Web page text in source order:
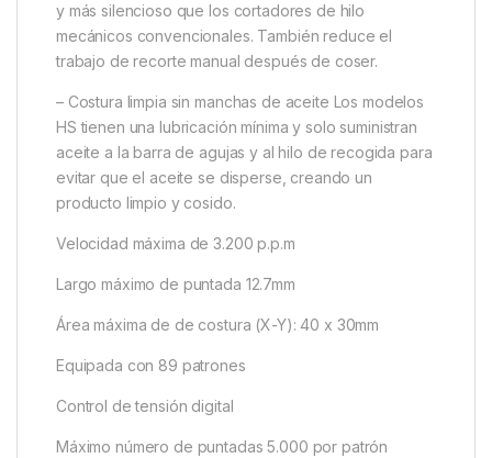
y más silencioso que los cortadores de hilo
mecánicos convencionales. También reduce el
trabajo de recorte manual después de coser.
– Costura limpia sin manchas de aceite Los modelos
HS tienen una lubricación mínima y solo suministran
aceite a la barra de agujas y al hilo de recogida para
evitar que el aceite se disperse, creando un
producto limpio y cosido.
Velocidad máxima de 3.200 p.p.m
Largo máximo de puntada 12.7mm
Área máxima de de costura (X-Y): 40 x 30mm
Equipada con 89 patrones
Control de tensión digital
Máximo número de puntadas 5.000 por patrón